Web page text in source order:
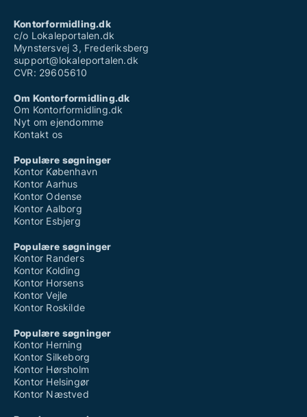
Kontorformidling.dk
c/o Lokaleportalen.dk
Mynstersvej 3, Frederiksberg
support@lokaleportalen.dk
CVR: 29605610
Om Kontorformidling.dk
Om Kontorformidling.dk
Nyt om ejendomme
Kontakt os
Populære søgninger
Kontor København
Kontor Aarhus
Kontor Odense
Kontor Aalborg
Kontor Esbjerg
Populære søgninger
Kontor Randers
Kontor Kolding
Kontor Horsens
Kontor Vejle
Kontor Roskilde
Populære søgninger
Kontor Herning
Kontor Silkeborg
Kontor Hørsholm
Kontor Helsingør
Kontor Næstved